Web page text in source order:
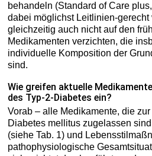
behandeln (Standard of Care
dabei möglichst Leitlinien-
gleichzeitig auch nicht auf den
Medikamenten verzichten, die
individuelle Komposition der
sind.
Wie greifen aktuelle
des Typ-2-Diabetes ein?
Vorab – alle Medikamente, die
Diabetes mellitus zugelassen
(siehe Tab. 1) und
pathophysiologische